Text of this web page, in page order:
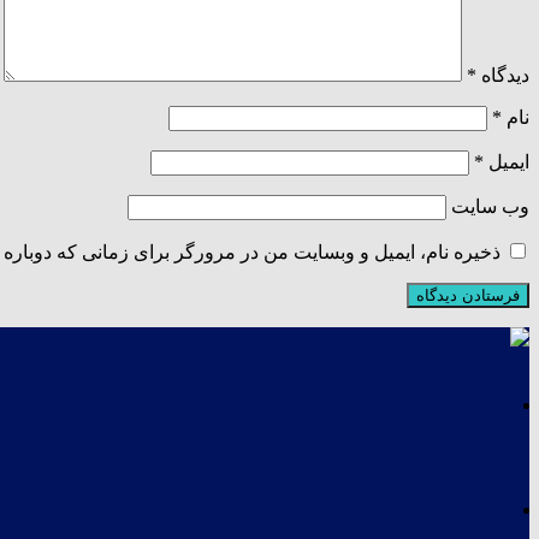
دیدگاه *
نام *
ایمیل *
وب‌ سایت
ذخیره نام، ایمیل و وبسایت من در مرورگر برای زمانی که